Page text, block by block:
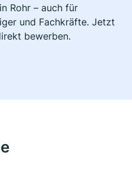
Rohr – auch für
und Fachkräfte. Jetzt
bewerben.